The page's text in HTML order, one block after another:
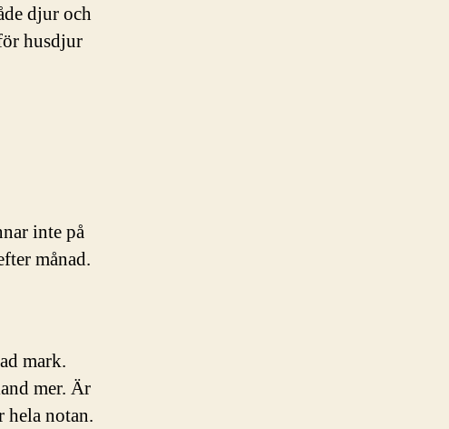
djur och
husdjur
inte på
månad.
mark.
mer. Är
hela notan.